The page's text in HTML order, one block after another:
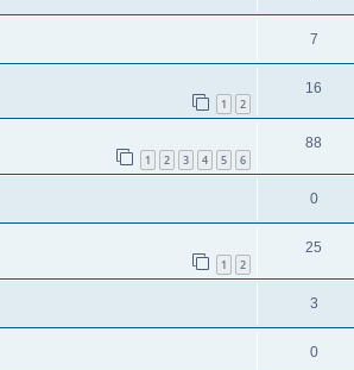
7
1 2
16
1 2 3 4 5 6
88
0
1 2
25
3
0